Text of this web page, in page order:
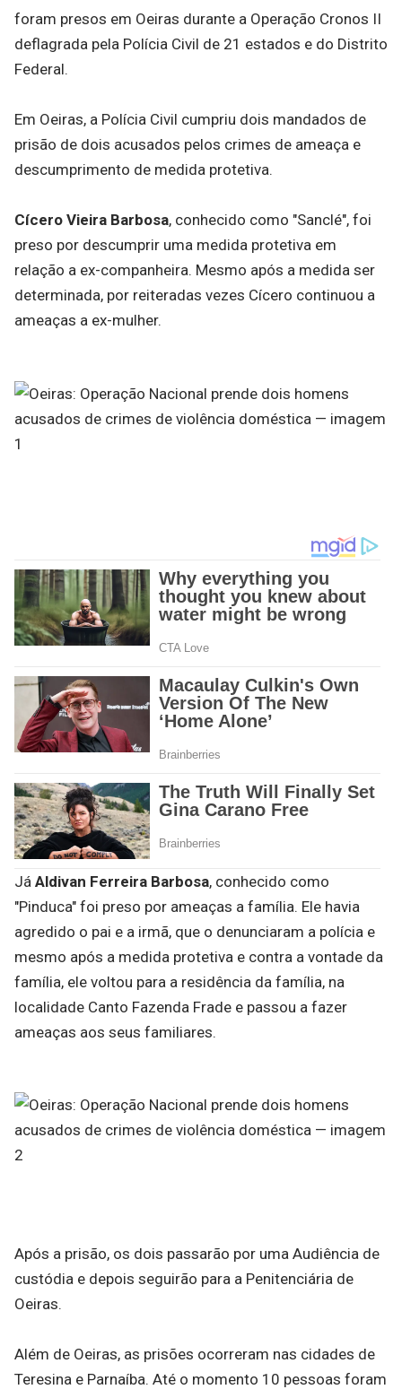
foram presos em Oeiras durante a Operação Cronos II
deflagrada pela Polícia Civil de 21 estados e do Distrito
Federal.
Em Oeiras, a Polícia Civil cumpriu dois mandados de
prisão de dois acusados pelos crimes de ameaça e
descumprimento de medida protetiva.
Cícero Vieira Barbosa, conhecido como "Sanclé", foi
preso por descumprir uma medida protetiva em
relação a ex-companheira. Mesmo após a medida ser
determinada, por reiteradas vezes Cícero continuou a
ameaças a ex-mulher.
Já Aldivan Ferreira Barbosa, conhecido como
"Pinduca" foi preso por ameaças a família. Ele havia
agredido o pai e a irmã, que o denunciaram a polícia e
mesmo após a medida protetiva e contra a vontade da
família, ele voltou para a residência da família, na
localidade Canto Fazenda Frade e passou a fazer
ameaças aos seus familiares.
Após a prisão, os dois passarão por uma Audiência de
custódia e depois seguirão para a Penitenciária de
Oeiras.
Além de Oeiras, as prisões ocorreram nas cidades de
Teresina e Parnaíba. Até o momento 10 pessoas foram